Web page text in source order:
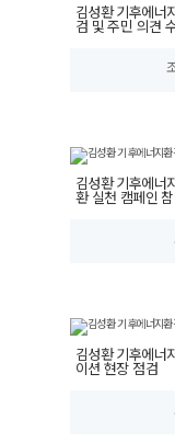
김성환 기후에너
검 및 주민 의견
김성환 기후에너
환 실천 캠페인
김성환 기후에너
이션 현장 점검